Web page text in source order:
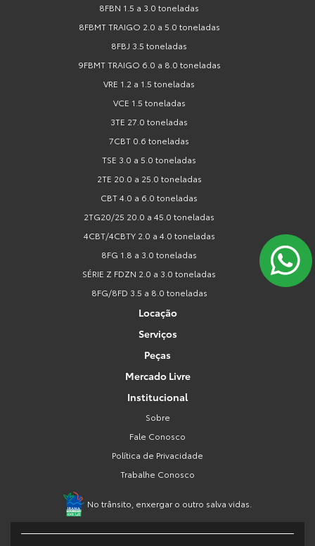
8FBN 1.5 a 3.0 toneladas
8FBMT TRAIGO 2.0 a 5.0 toneladas
8FBJ 3.5 toneladas
9FBMT TRAIGO 6.0 a 8.0 toneladas
VRE 1.2 a 1.5 toneladas
VCE 1.5 toneladas
3TE 27.0 toneladas
7CBT 0.6 toneladas
TSE 3.0 a 5.0 toneladas
2TE 20.0 a 25.0 toneladas
CBT 4.0 a 6.0 toneladas
2TG20/25 20.0 a 45.0 toneladas
4CBT/4CBTY 2.0 a 4.0 toneladas
8FG 1.8 a 3.0 toneladas
SÉRIE Z FDZN 2.0 a 3.0 toneladas
8FG/8FD 3.5 a 8.0 toneladas
Locação
Serviços
Peças
Mercado Livre
Institucional
Sobre
Fale Conosco
Política de Privacidade
Trabalhe Conosco
No trânsito, enxergar o outro salva vidas.